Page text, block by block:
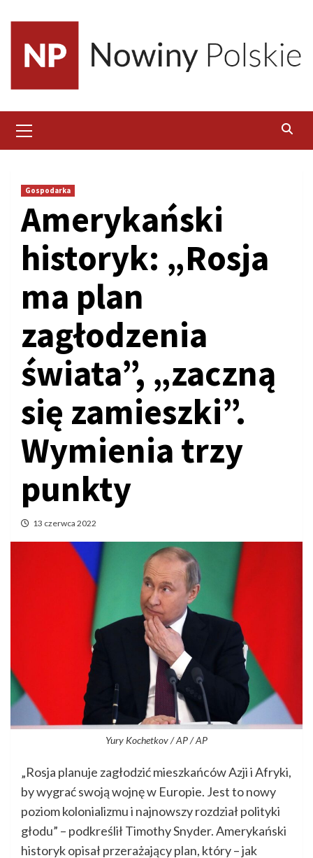
content
Menu
Gospodarka
Amerykański
historyk: „Rosja
ma plan
zagłodzenia
świata”, „zaczną
się zamieszki”.
Wymienia trzy
punkty
13 czerwca 2022
Yury Kochetkov / AP / AP
„Rosja planuje zagłodzić mieszkańców Azji i Afryki,
by wygrać swoją wojnę w Europie. Jest to nowy
poziom kolonializmu i najnowszy rozdział polityki
głodu” – podkreślił Timothy Snyder. Amerykański
historyk opisał przerażający plan, który – jak